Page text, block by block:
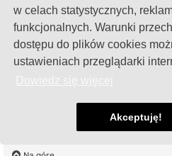
w celach statystycznych,
funkcjonalnych. Warunki
dostępu do plików cookies
ustawieniach przeglądarki
Akceptuję!
Na górę
Otrzymuję niechciane prywatne
W panelu użytkownika możesz,
ustawić automatyczne
nadawcy. Jeżeli otrzymujesz od
wiadomości, poinformuj o tym
będą mogli zabronić takiemu
jakichkolwiek prywatnych